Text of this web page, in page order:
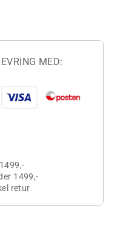
MED:
1499,-
retur